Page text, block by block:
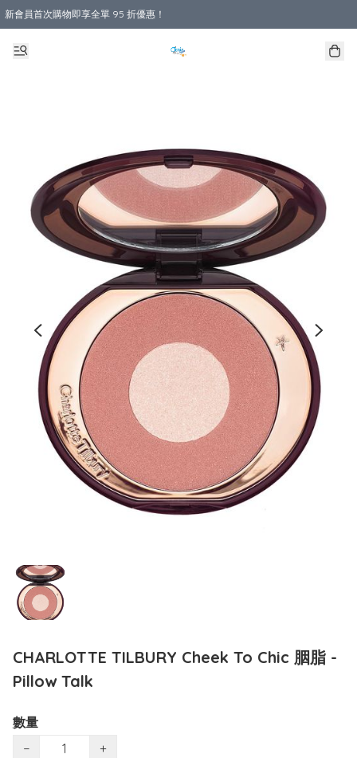
新會員首次購物即享全單 95 折優惠！
購物滿 HKD 800.00即享免運費優惠！（適用於 本地送貨、本地取貨 )
CHARLOTTE TILBURY Cheek To Chic 胭脂 -
Pillow Talk
數量
−
+